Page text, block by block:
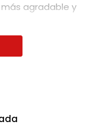
agradable y